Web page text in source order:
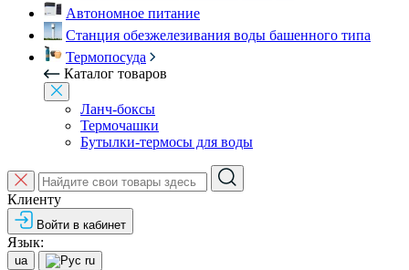
Автономное питание
Станция обезжелезивания воды башенного типа
Термопосуда
Каталог товаров
Ланч-боксы
Термочашки
Бутылки-термосы для воды
Клиенту
Войти в кабинет
Язык:
ua ru